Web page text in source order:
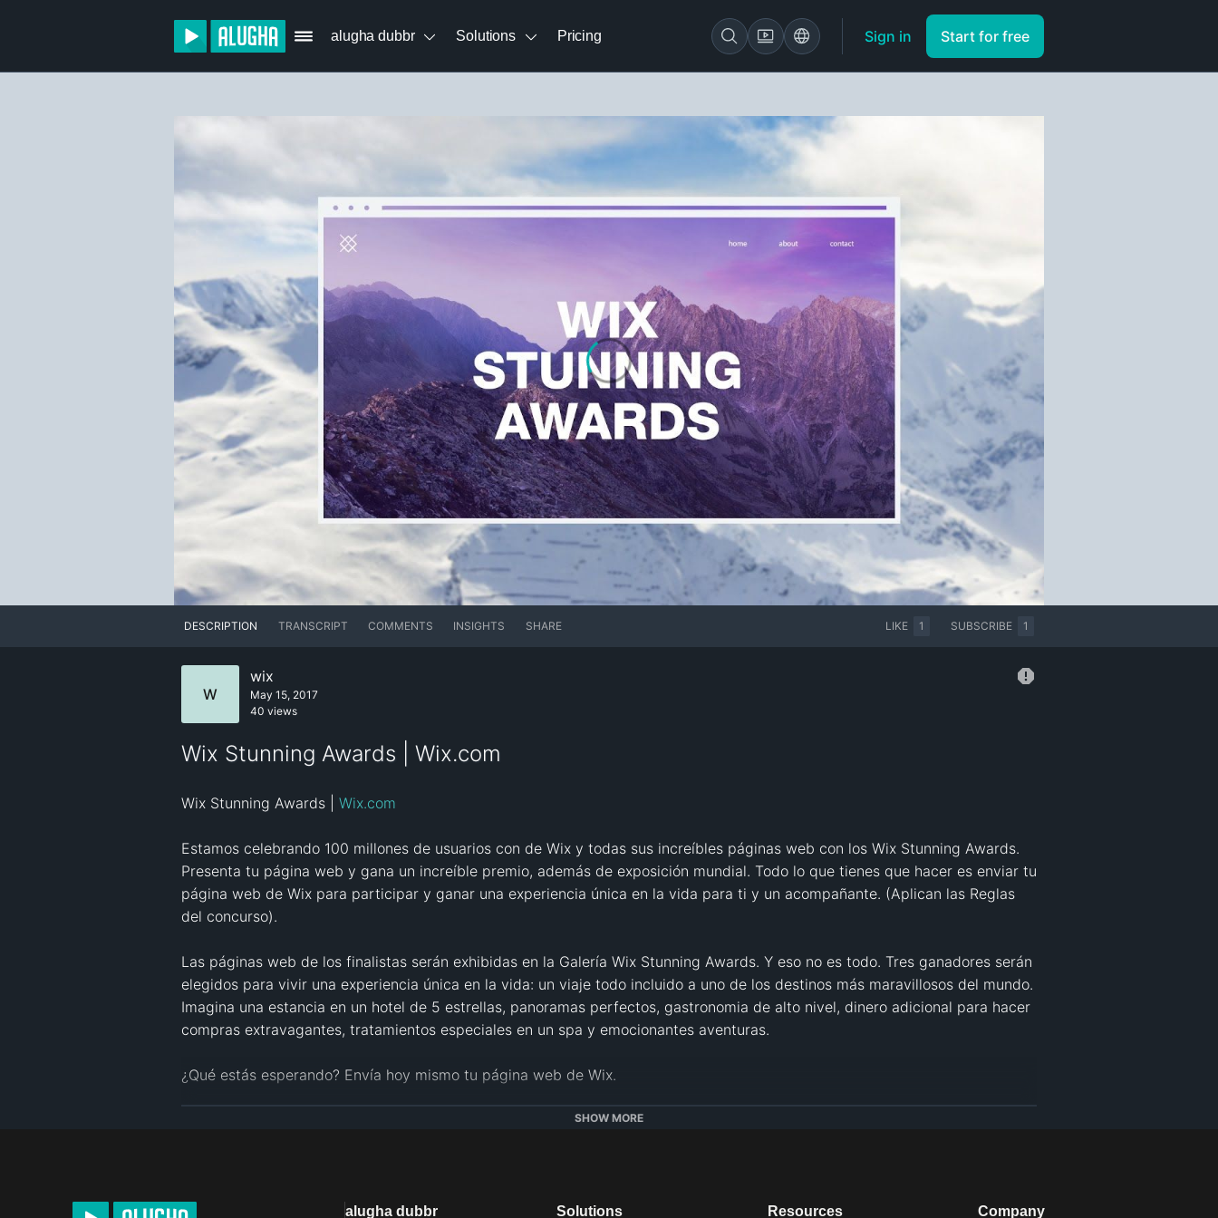
alugha dubbr Solutions Pricing Sign in Start for free
DESCRIPTION TRANSCRIPT COMMENTS INSIGHTS SHARE LIKE 1 SUBSCRIBE 1
W
wix
May 15, 2017
40 views
Wix Stunning Awards | Wix.com
Wix Stunning Awards | Wix.com
Estamos celebrando 100 millones de usuarios con de Wix y todas sus increíbles páginas web con los Wix Stunning Awards.
Presenta tu página web y gana un increíble premio, además de exposición mundial. Todo lo que tienes que hacer es enviar tu
página web de Wix para participar y ganar una experiencia única en la vida para ti y un acompañante. (Aplican las Reglas
del concurso).
Las páginas web de los finalistas serán exhibidas en la Galería Wix Stunning Awards. Y eso no es todo. Tres ganadores serán
elegidos para vivir una experiencia única en la vida: un viaje todo incluido a uno de los destinos más maravillosos del mundo.
Imagina una estancia en un hotel de 5 estrellas, panoramas perfectos, gastronomia de alto nivel, dinero adicional para hacer
compras extravagantes, tratamientos especiales en un spa y emocionantes aventuras.
¿Qué estás esperando? Envía hoy mismo tu página web de Wix.
SHOW MORE
alugha dubbr Solutions Resources Company